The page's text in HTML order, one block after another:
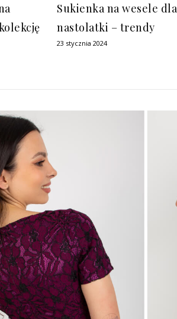
Sukienka na wesele dla
nastolatki – trendy
23 stycznia 2024